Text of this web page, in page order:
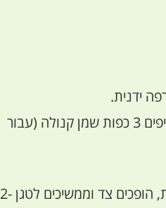
ידנית.
מחממים מחבת על להבה בינונית-נמוכה, מוסיפים 3 כפות שמן קנולה (עבור
עד 4 לביבות במחבת. מטגנים למשך 1.5 דקות, הופכים צד וממשיכים לטגן 2-